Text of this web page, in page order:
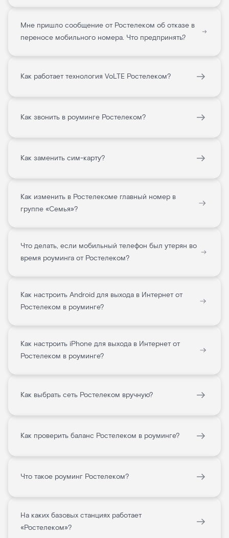
Мне пришло сообщение от Ростелеком об отказе в
переносе мобильного номера. Что предпринять?
Как работает технология VoLTE Ростелеком?
Как звонить в роуминге Ростелеком?
Как заменить сим-карту?
Как изменить в Ростелекоме главный номер в
группе «Семья»?
Что делать, если мобильный телефон был утерян во
время роуминга от Ростелеком?
Как настроить Android для выхода в Интернет от
Ростелеком в роуминге?
Как настроить iPhone для выхода в Интернет от
Ростелеком в роуминге?
Как выбрать сеть Ростелеком вручную?
Как проверить баланс Ростелеком в роуминге?
Что такое роуминг Ростелеком?
На каких базовых станциях работает
«Ростелеком»?